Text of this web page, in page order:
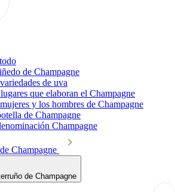
de Champagne
de uva
que elaboran el Champagne
y los hombres de Champagne
de Champagne
Champagne
Champagne
de Champagne